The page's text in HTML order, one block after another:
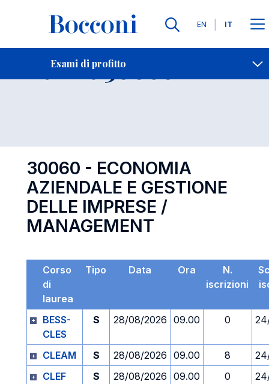
Lingue
EN IT
Esami di profitto
Contatti
Esame 30060 Open
30060 - ECONOMIA
AZIENDALE E GESTIONE
DELLE IMPRESE /
MANAGEMENT
Corso
di
laurea
Tipo Data Ora
N.
iscrizioni
BESS-
CLES
S 28/08/2026 09.00 0
CLEAM S 28/08/2026 09.00 8
CLEF
S 28/08/2026 09.00 0